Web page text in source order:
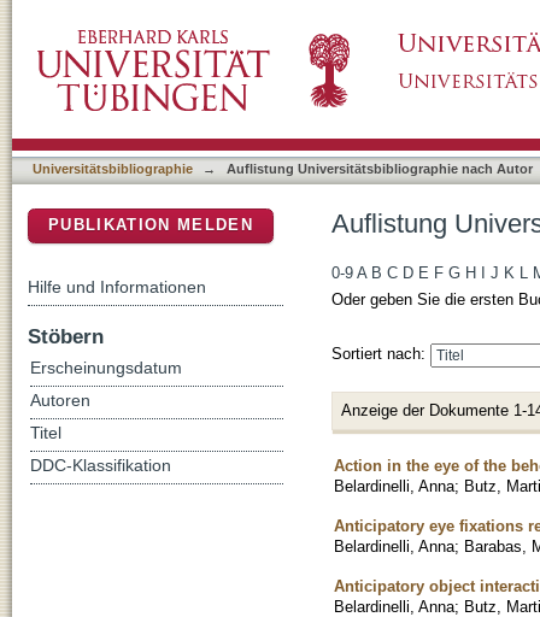
Universitätsbibliographie → Auflistung Universitätsbibliographie nach Autor
Auflistung
0-9 A B C D E F G H J K L
Oder geben Sie die ersten
Sortiert nach:
Anzeige der Dokumente 1-
Action in the eye of the
Belardinelli, Anna; Butz,
Anticipatory eye fixations
Belardinelli, Anna; Barabas,
Anticipatory object
Belardinelli, Anna; Butz,
PUBLIKATION MELDEN
Hilfe und Informationen
Stöbern
Erscheinungsdatum
Autoren
Titel
DDC-Klassifikation